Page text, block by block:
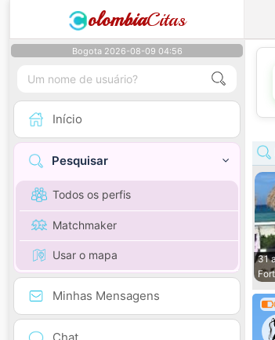
olombiaCitas
Bogota 2026-08-09 04:56
Início
Pesquisar
Todos os perfis
Matchmaker
Usar o mapa
Minhas Mensagens
31